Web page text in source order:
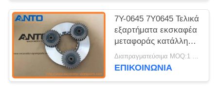
7Y-0645 7Y0645 Τελικά
εξαρτήματα εκσκαφέα
μεταφοράς κατάλληλα
για C9 3126B 325C
328D LCR 330B
Διαπραγματεύσιμα MOQ:1 τεμ
ΕΠΙΚΟΙΝΩΝΙΑ